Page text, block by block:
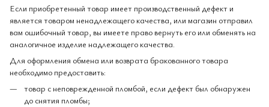
Если приобретенный товар имеет производственный дефект и
является товаром ненадлежащего качества, или магазин отправил
вам ошибочный товар, вы имеете право вернуть его или обменять на
аналогичное изделие надлежащего качества.
Для оформления обмена или возврата бракованного товара
необходимо предоставить:
товар с неповрежденной пломбой, если дефект был обнаружен
до снятия пломбы;